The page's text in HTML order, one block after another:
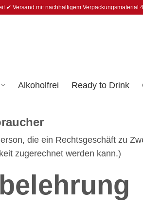
✔ Versand mit nachhaltigem Verpackungsmaterial
Alkoholfrei Ready to Drink
die ein Rechtsgeschäft zu
zugerechnet werden kann.)